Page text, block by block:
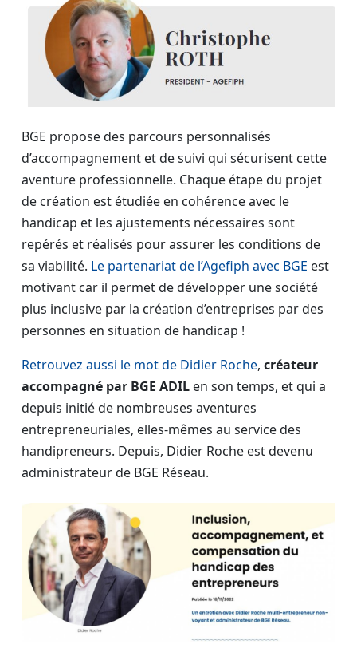
BGE propose des parcours personnalisés
d’accompagnement et de suivi qui sécurisent cette
aventure professionnelle. Chaque étape du projet
de création est étudiée en cohérence avec le
handicap et les ajustements nécessaires sont
repérés et réalisés pour assurer les conditions de
sa viabilité. Le partenariat de l’Agefiph avec BGE est
motivant car il permet de développer une société
plus inclusive par la création d’entreprises par des
personnes en situation de handicap !
Retrouvez aussi le mot de Didier Roche, créateur
accompagné par BGE ADIL en son temps, et qui a
depuis initié de nombreuses aventures
entrepreneuriales, elles-mêmes au service des
handipreneurs. Depuis, Didier Roche est devenu
administrateur de BGE Réseau.